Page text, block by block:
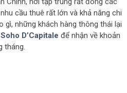
cầu thuê rất lớn và khả năng chi
gì, những khách hàng thông thái lại
D’Capitale để nhận về khoản
tháng.